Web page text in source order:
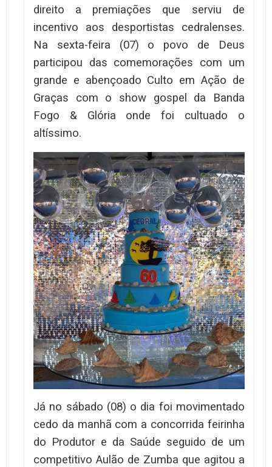
direito a premiações que serviu de
incentivo aos desportistas cedralenses.
Na sexta-feira (07) o povo de Deus
participou das comemorações com um
grande e abençoado Culto em Ação de
Graças com o show gospel da Banda
Fogo & Glória onde foi cultuado o
altíssimo.
Já no sábado (08) o dia foi movimentado
cedo da manhã com a concorrida feirinha
do Produtor e da Saúde seguido de um
competitivo Aulão de Zumba que agitou a